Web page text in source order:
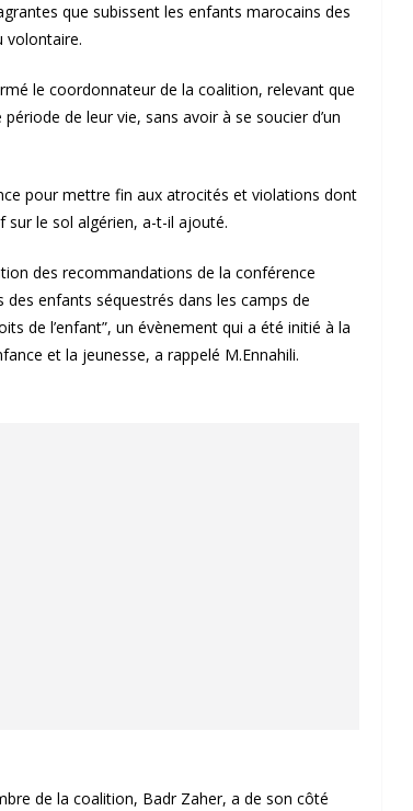
que subissent les enfants marocains des
volontaire.
le coordonnateur de la coalition, relevant que
de leur vie, sans avoir à se soucier d’un
pour mettre fin aux atrocités et violations dont
sur le sol algérien, a-t-il ajouté.
des recommandations de la conférence
enfants séquestrés dans les camps de
de l’enfant”, un évènement qui a été initié à la
et la jeunesse, a rappelé M.Ennahili.
de la coalition, Badr Zaher, a de son côté